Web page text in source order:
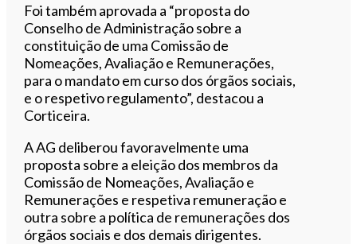
Foi também aprovada a “proposta do
Conselho de Administração sobre a
constituição de uma Comissão de
Nomeações, Avaliação e Remunerações,
para o mandato em curso dos órgãos sociais,
e o respetivo regulamento”, destacou a
Corticeira.
A AG deliberou favoravelmente uma
proposta sobre a eleição dos membros da
Comissão de Nomeações, Avaliação e
Remunerações e respetiva remuneração e
outra sobre a política de remunerações dos
órgãos sociais e dos demais dirigentes.